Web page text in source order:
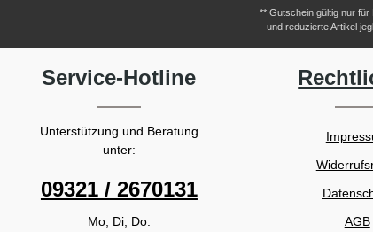
** Gutschein gültig nur
und reduzierte Artikel
Service-Hotline
Unterstützung und Beratung
unter:
09321 / 2670131
Mo, Di, Do:
AGB